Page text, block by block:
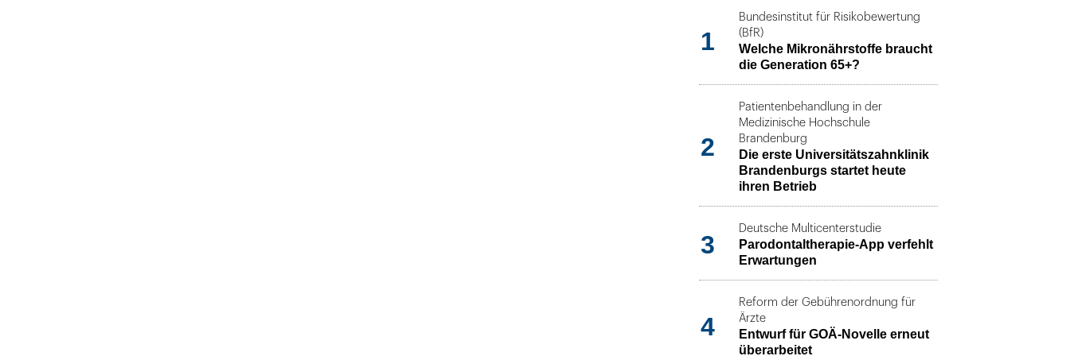
1
Bundesinstitut für Risikobewertung
(BfR)
Welche Mikronährstoffe braucht
die Generation 65+?
2
Patientenbehandlung in der
Medizinische Hochschule
Brandenburg
Die erste Universitätszahnklinik
Brandenburgs startet heute
ihren Betrieb
3
Deutsche Multicenterstudie
Parodontaltherapie-App verfehlt
Erwartungen
4
Reform der Gebührenordnung für
Ärzte
Entwurf für GOÄ-Novelle erneut
überarbeitet